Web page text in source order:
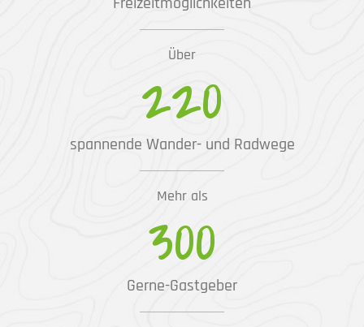
Über
220
spannende Wander- und Radwege
Mehr als
300
Gerne-Gastgeber